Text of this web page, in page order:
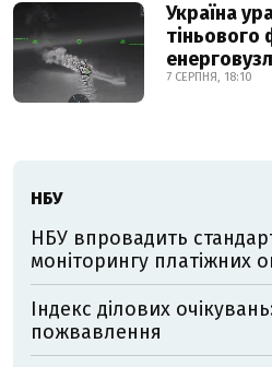
Україна
7 СЕРПНЯ, 18:10
НБУ
НБУ впровадить
моніторингу платіжних
Індекс ділових
пожвавлення